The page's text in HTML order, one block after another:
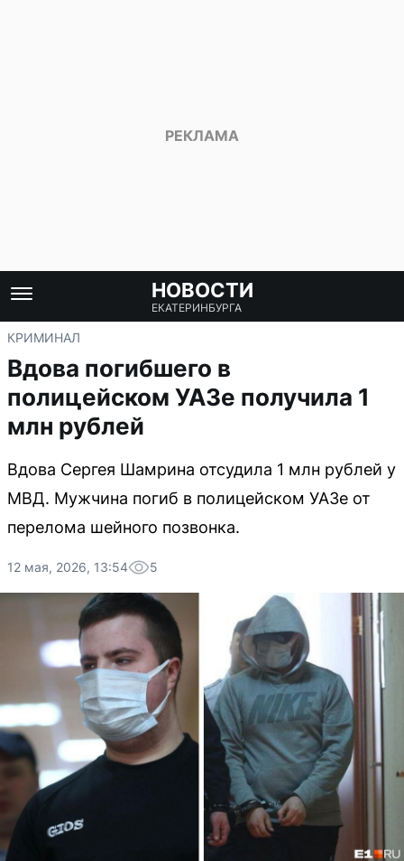
НОВОСТИ
ЕКАТЕРИНБУРГА
КРИМИНАЛ
Вдова погибшего в
полицейском УАЗе получила 1
млн рублей
Вдова Сергея Шамрина отсудила 1 млн рублей у
МВД. Мужчина погиб в полицейском УАЗе от
перелома шейного позвонка.
12 мая, 2026, 13:54 5